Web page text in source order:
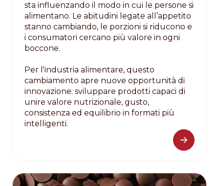
sta influenzando il modo in cui le persone si
alimentano. Le abitudini legate all’appetito
stanno cambiando, le porzioni si riducono e
i consumatori cercano più valore in ogni
boccone.
Per l'industria alimentare, questo
cambiamento apre nuove opportunità di
innovazione: sviluppare prodotti capaci di
unire valore nutrizionale, gusto,
consistenza ed equilibrio in formati più
intelligenti.